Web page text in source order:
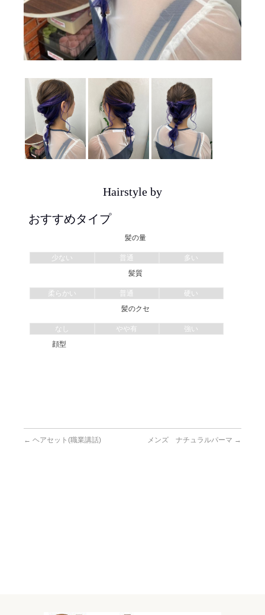
Hairstyle by
おすすめタイプ
髪の量
少ない 普通
多い
髪質
柔らかい 普通
硬い
髪のクセ
なし やや有
強い
顔型
← ヘアセット(職業講話) メンズ ナチュラルパーマ →